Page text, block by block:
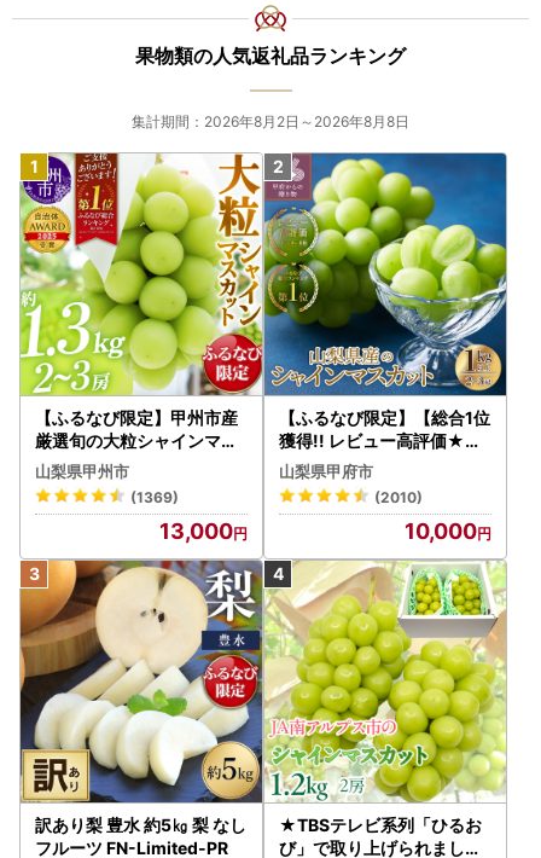
果物類の人気返礼品ランキング
集計期間：2026年8月2日～2026年8月8日
【ふるなび限定】甲州市産
厳選旬の大粒シャインマス
カット 約1.3kg 2～3房【2
026年発送】（MG）B12-
472 FN-Limited-VO シャ
インマスカット フルーツ
山梨県甲州市
(1369)
13,000
【ふるなび限定】【総合1位
獲得!! レビュー高評価★】
〈2026年度配送分〉山梨
県産 シャインマスカット 2
～3房（1.0kg以上）シャイ
ン フルーツ FN-Limited-S
P
山梨県甲府市
(2010)
10,000
訳あり梨 豊水 約5㎏ 梨 なし
フルーツ FN-Limited-PR
★TBSテレビ系列「ひるお
び」で取り上げられました